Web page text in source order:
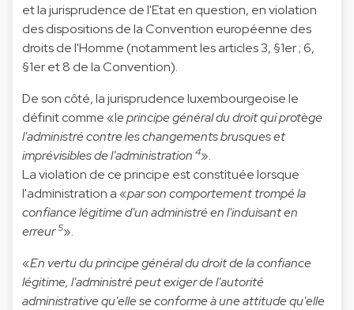
et la jurisprudence de l'Etat en question, en violation
des dispositions de la Convention européenne des
droits de l'Homme (notamment les articles 3, §1er ; 6,
§1er et 8 de la Convention).
De son côté, la jurisprudence luxembourgeoise le
définit comme «le principe général du droit qui protège
l'administré contre les changements brusques et
imprévisibles de l'administration 4».
La violation de ce principe est constituée lorsque
l'administration a «par son comportement trompé la
confiance légitime d'un administré en l'induisant en
erreur5».
«En vertu du principe général du droit de la confiance
légitime, l'administré peut exiger de l'autorité
administrative qu'elle se conforme à une attitude qu'elle